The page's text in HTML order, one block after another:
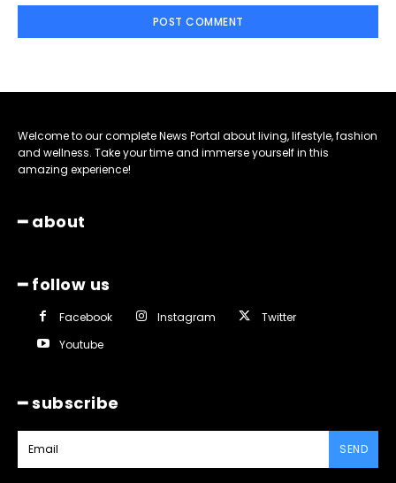
Welcome to our complete News Portal about living, lifestyle, fashion
and wellness. Take your time and immerse yourself in this
amazing experience!
━ about
━ follow us
Facebook Instagram
Twitter
Youtube
━ subscribe
SEND